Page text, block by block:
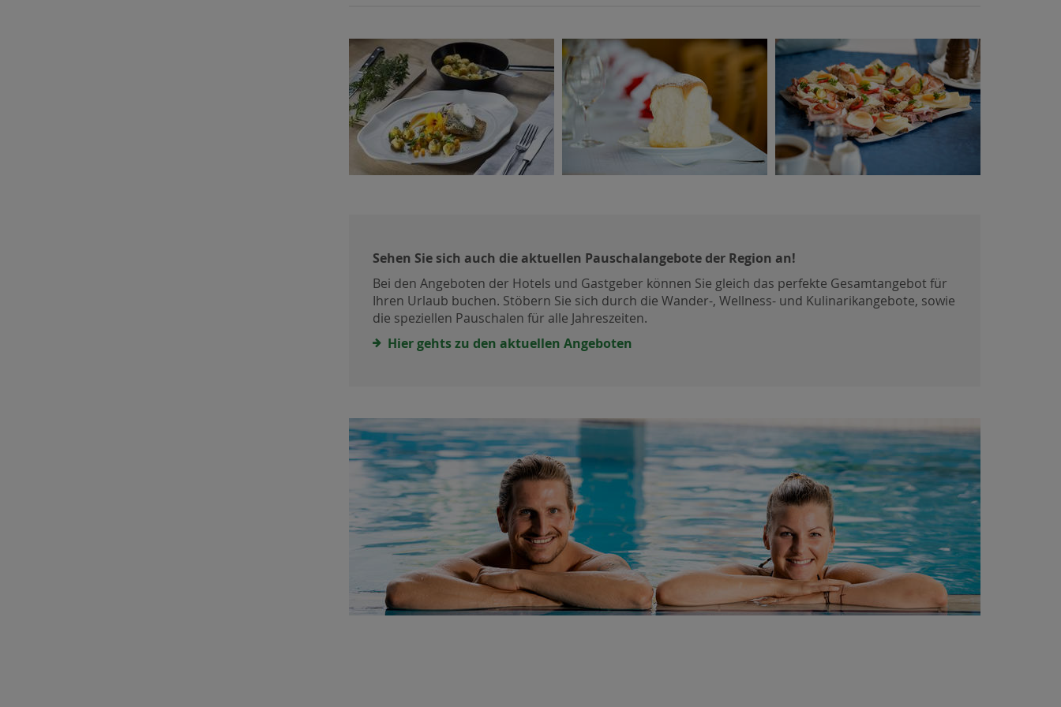
Sehen Sie sich auch die aktuellen Pauschalangebote der Region an!
Bei den Angeboten der Hotels und Gastgeber können Sie gleich das perfekte Gesamtangebot für
Ihren Urlaub buchen. Stöbern Sie sich durch die Wander-, Wellness- und Kulinarikangebote, sowie
die speziellen Pauschalen für alle Jahreszeiten.
Hier gehts zu den aktuellen Angeboten